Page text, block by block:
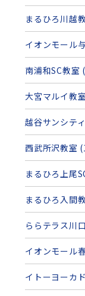
まるひろ川越
イオンモール
南浦和SC教室
大宮マルイ教
越谷サンシテ
西武所沢教室
まるひろ上尾
まるひろ入間
ららテラス川
イオンモール
イトーヨーカ